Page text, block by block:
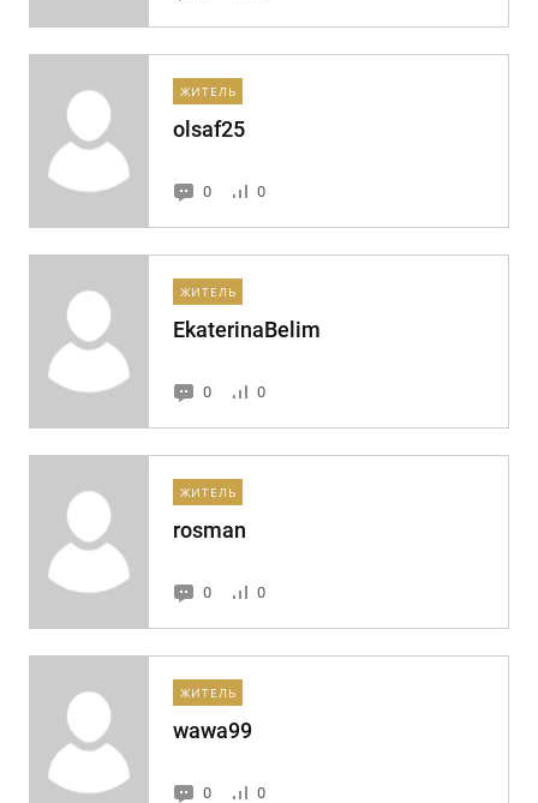
ЖИТЕЛЬ
olsaf25
0 0
ЖИТЕЛЬ
EkaterinaBelim
0 0
ЖИТЕЛЬ
rosman
0 0
ЖИТЕЛЬ
wawa99
0 0